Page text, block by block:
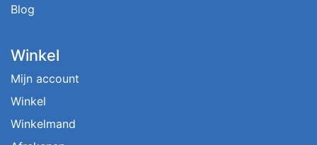
Blog
Winkel
Mijn account
Winkel
Winkelmand